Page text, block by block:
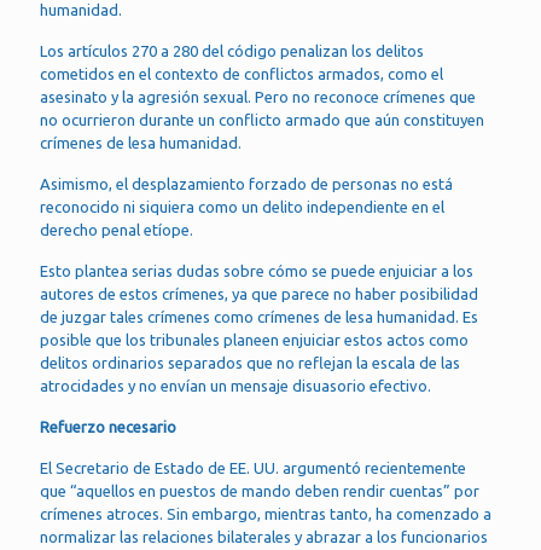
humanidad.
Los artículos 270 a 280 del código penalizan los delitos
cometidos en el contexto de conflictos armados, como el
asesinato y la agresión sexual. Pero no reconoce crímenes que
no ocurrieron durante un conflicto armado que aún constituyen
crímenes de lesa humanidad.
Asimismo, el desplazamiento forzado de personas no está
reconocido ni siquiera como un delito independiente en el
derecho penal etíope.
Esto plantea serias dudas sobre cómo se puede enjuiciar a los
autores de estos crímenes, ya que parece no haber posibilidad
de juzgar tales crímenes como crímenes de lesa humanidad. Es
posible que los tribunales planeen enjuiciar estos actos como
delitos ordinarios separados que no reflejan la escala de las
atrocidades y no envían un mensaje disuasorio efectivo.
Refuerzo necesario
El Secretario de Estado de EE. UU. argumentó recientemente
que “aquellos en puestos de mando deben rendir cuentas” por
crímenes atroces. Sin embargo, mientras tanto, ha comenzado a
normalizar las relaciones bilaterales y abrazar a los funcionarios